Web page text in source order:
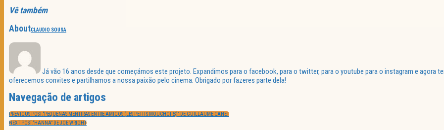
Vê também
AboutCLAUDIO SOUSA
Já vão 16 anos desde que começámos este projeto. Expandimos para o facebook, para o twitter, para o youtube para o instagram e agora
oferecemos convites e partilhamos a nossa paixão pelo cinema. Obrigado por fazeres parte dela!
Navegação de artigos
PREVIOUS POST:“PEQUENAS MENTIRAS ENTRE AMIGOS (LES PETITS MOUCHOIRS)” DE GUILLAUME CANET
NEXT POST:“HANNA” DE JOE WRIGHT